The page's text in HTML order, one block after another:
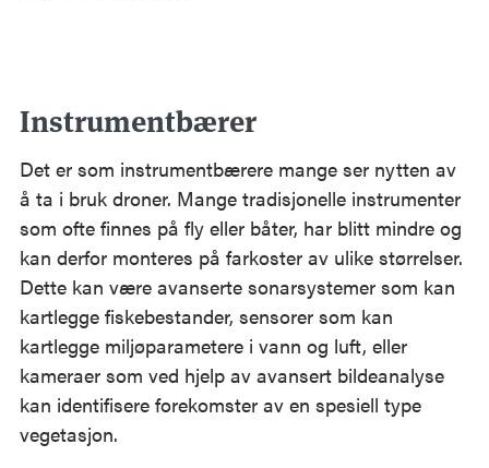
Instrumentbærer
Det er som instrumentbærere mange ser nytten av
å ta i bruk droner. Mange tradisjonelle instrumenter
som ofte finnes på fly eller båter, har blitt mindre og
kan derfor monteres på farkoster av ulike størrelser.
Dette kan være avanserte sonarsystemer som kan
kartlegge fiskebestander, sensorer som kan
kartlegge miljøparametere i vann og luft, eller
kameraer som ved hjelp av avansert bildeanalyse
kan identifisere forekomster av en spesiell type
vegetasjon.